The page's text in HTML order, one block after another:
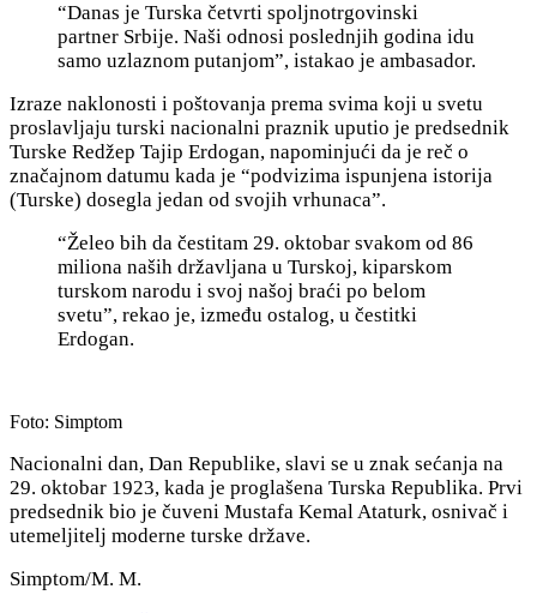
“Danas je Turska četvrti spoljnotrgovinski
partner Srbije. Naši odnosi poslednjih godina idu
samo uzlaznom putanjom”, istakao je ambasador.
Izraze naklonosti i poštovanja prema svima koji u svetu
proslavljaju turski nacionalni praznik uputio je predsednik
Turske Redžep Tajip Erdogan, napominjući da je reč o
značajnom datumu kada je “podvizima ispunjena istorija
(Turske) dosegla jedan od svojih vrhunaca”.
“Želeo bih da čestitam 29. oktobar svakom od 86
miliona naših državljana u Turskoj, kiparskom
turskom narodu i svoj našoj braći po belom
svetu”, rekao je, između ostalog, u čestitki
Erdogan.
Foto: Simptom
Nacionalni dan, Dan Republike, slavi se u znak sećanja na
29. oktobar 1923, kada je proglašena Turska Republika. Prvi
predsednik bio je čuveni Mustafa Kemal Ataturk, osnivač i
utemeljitelj moderne turske države.
Simptom/M. M.